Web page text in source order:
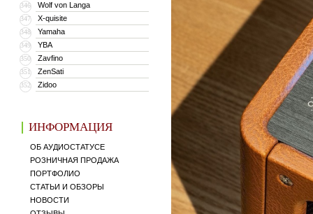
346 Wolf von Langa
347 X-quisite
348 Yamaha
349 YBA
350 Zavfino
351 ZenSati
352 Zidoo
ИНФОРМАЦИЯ
ОБ АУДИОСТАТУСЕ
РОЗНИЧНАЯ ПРОДАЖА
ПОРТФОЛИО
СТАТЬИ И ОБЗОРЫ
НОВОСТИ